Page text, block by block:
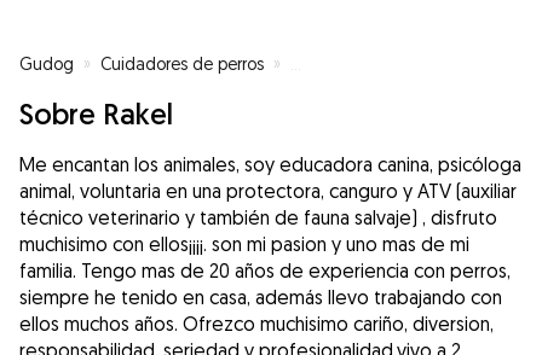
Gudog » Cuidadores de perros »
Sobre Rakel
Me encantan los animales, soy educadora canina, psicóloga
animal, voluntaria en una protectora, canguro y ATV (auxiliar
técnico veterinario y también de fauna salvaje) , disfruto
muchisimo con ellos¡¡¡¡. son mi pasion y uno mas de mi
familia. Tengo mas de 20 años de experiencia con perros,
siempre he tenido en casa, además llevo trabajando con
ellos muchos años. Ofrezco muchisimo cariño, diversion,